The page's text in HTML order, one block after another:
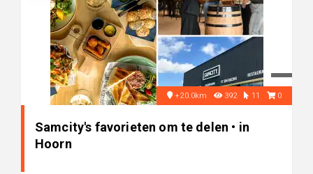
+20.0km 392 11 0
Samcity's favorieten om te delen • in
Hoorn